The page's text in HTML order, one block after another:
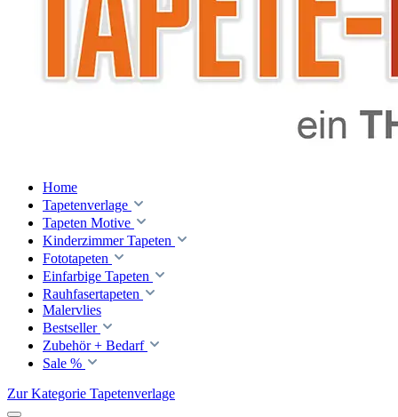
Home
Tapetenverlage
Tapeten Motive
Kinderzimmer Tapeten
Fototapeten
Einfarbige Tapeten
Rauhfasertapeten
Malervlies
Bestseller
Zubehör + Bedarf
Sale %
Zur Kategorie Tapetenverlage